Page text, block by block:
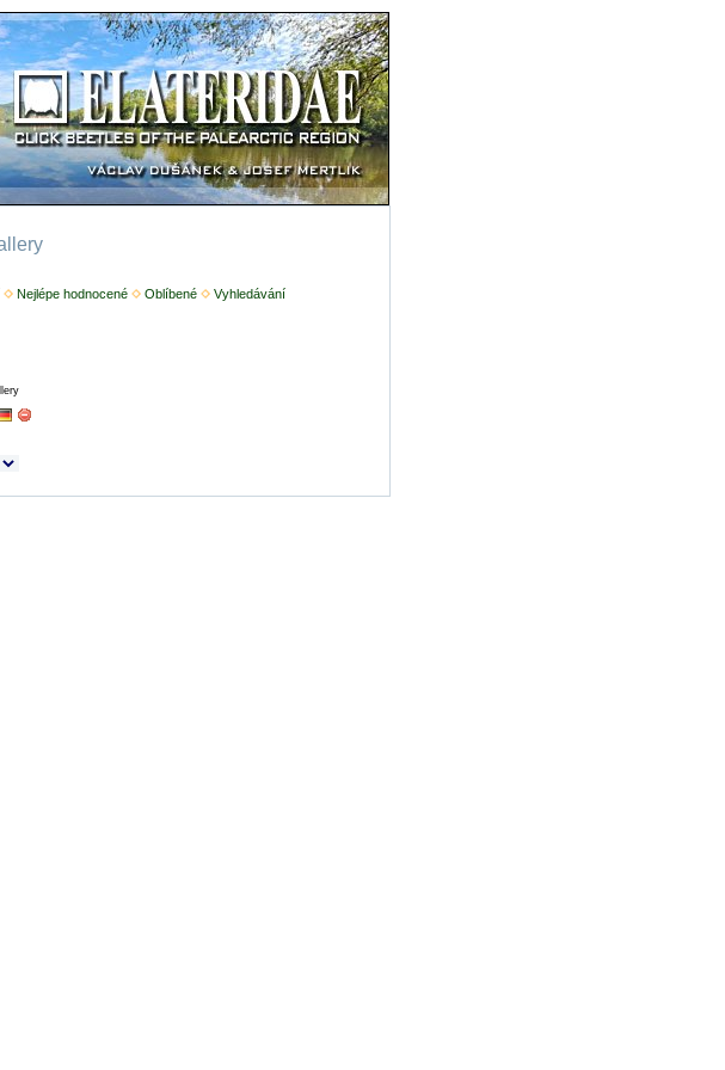
Nejlépe hodnocené Oblíbené Vyhledávání